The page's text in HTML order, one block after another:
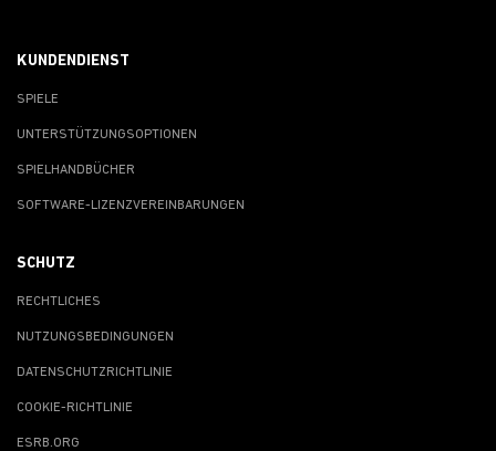
KUNDENDIENST
SPIELE
UNTERSTÜTZUNGSOPTIONEN
SPIELHANDBÜCHER
SOFTWARE-LIZENZVEREINBARUNGEN
SCHUTZ
RECHTLICHES
NUTZUNGSBEDINGUNGEN
DATENSCHUTZRICHTLINIE
COOKIE-RICHTLINIE
ESRB.ORG